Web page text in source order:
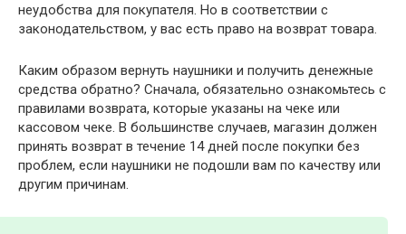
неудобства для покупателя. Но в соответствии с
законодательством, у вас есть право на возврат товара.
Каким образом вернуть наушники и получить денежные
средства обратно? Сначала, обязательно ознакомьтесь с
правилами возврата, которые указаны на чеке или
кассовом чеке. В большинстве случаев, магазин должен
принять возврат в течение 14 дней после покупки без
проблем, если наушники не подошли вам по качеству или
другим причинам.